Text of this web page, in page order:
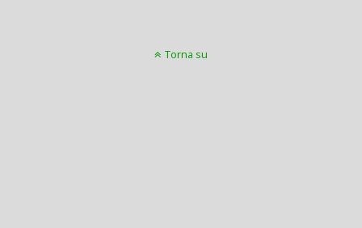
Torna su